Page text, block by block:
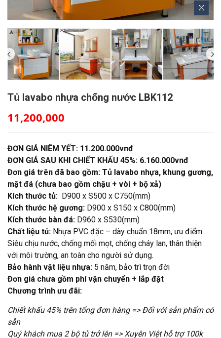
Tủ lavabo nhựa chống nước LBK112
11,200,000
ĐƠN GIÁ NIÊM YẾT: 11.200.000vnđ
ĐƠN GIÁ SAU KHI CHIẾT KHẤU 45%: 6.160.000vnđ
Đơn giá trên đã bao gồm: Tủ lavabo nhựa, khung gương,
mặt đá (chưa bao gồm chậu + vòi + bộ xả)
Kích thước tủ: D900 x S500 x C750(mm)
Kích thước hệ gương: D900 x S150 x C800(mm)
Kích thước bàn đá: D960 x S530(mm)
Chất liệu tủ: Nhựa PVC đặc – dày chuẩn 18mm, ưu điểm:
Siêu chịu nước, chống mối mọt, chống cháy lan, thân thiện
với môi trường, an toàn cho người sử dụng.
Bảo hành vật liệu nhựa: 5 năm, bảo trì trọn đời
Đơn giá chưa gồm phí vận chuyển + lắp đặt
Chương trình ưu đãi:
Chiết khấu 45% trên tổng đơn hàng => Đối với sản phẩm có
sẵn
Quý khách mua 2 bộ tủ trở lên => Xuyên Việt hỗ trợ 100k